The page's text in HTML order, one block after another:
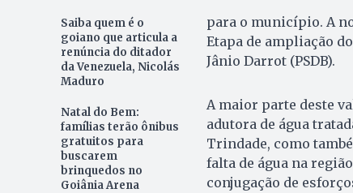
Saiba quem é o
goiano que articula a
renúncia do ditador
da Venezuela, Nicolás
Maduro
Natal do Bem:
famílias terão ônibus
gratuitos para
buscarem
brinquedos no
Goiânia Arena
para o município. A
Etapa de ampliação
Jânio Darrot (PSDB).
A maior parte deste
adutora de água
Trindade, como
falta de água na
conjugação de